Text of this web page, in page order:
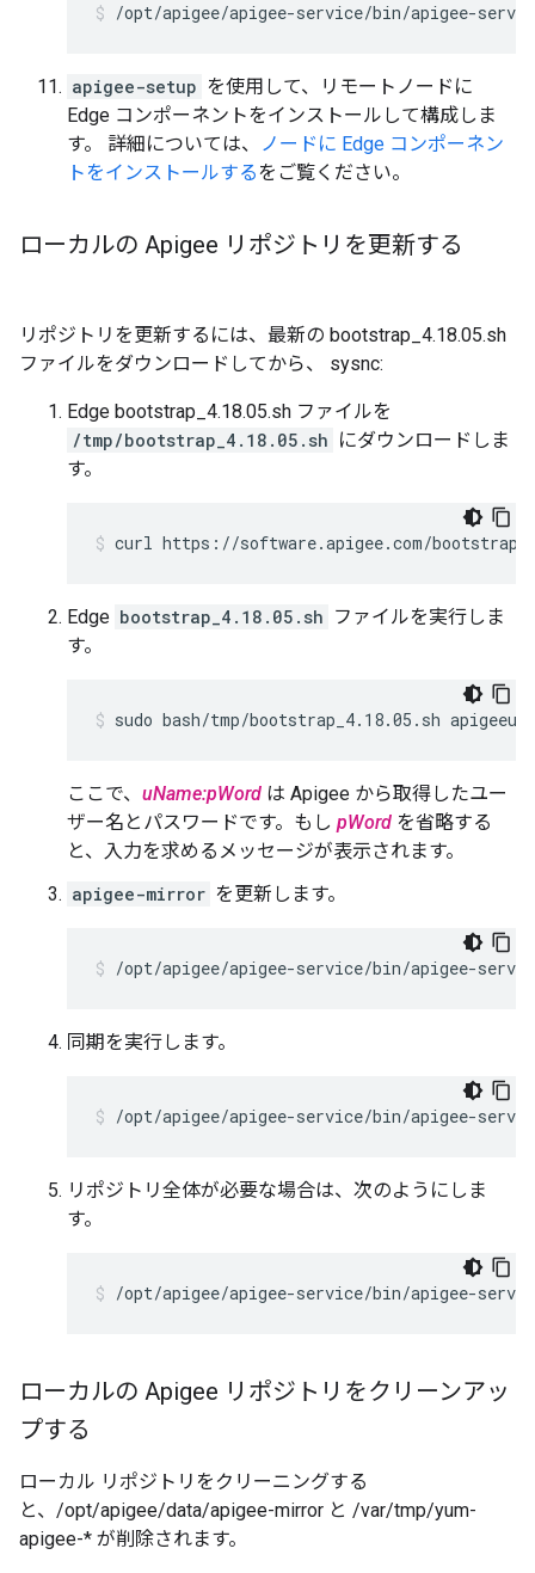
/opt/apigee/apigee-service/bin/apigee-
apigee-setup を使用して、リモートノードに
Edge コンポーネントをインストールして構成しま
す。 詳細については、
ノードに Edge コンポーネン
トをインストールするをご覧ください。
ローカルの Apigee リポジトリを更新する
リポジトリを更新するには、最新の bootstrap_4.18.05.sh
ファイルをダウンロードしてから、 sysnc:
Edge bootstrap_4.18.05.sh ファイルを
/tmp/bootstrap_4.18.05.sh にダウンロードしま
す。
curl https://software.apigee.com/
Edge bootstrap_4.18.05.sh ファイルを実行しま
す。
sudo bash/tmp/bootstrap_4.18.05.sh
ここで、 uName:pWord は Apigee から取得したユー
ザー名とパスワードです。もし pWord を省略する
と、入力を求めるメッセージが表示されます。
apigee-mirror を更新します。
/opt/apigee/apigee-service/bin/apigee-
同期を実行します。
/opt/apigee/apigee-service/bin/apigee-
リポジトリ全体が必要な場合は、次のようにしま
す。
/opt/apigee/apigee-service/bin/apigee-
ローカルの Apigee リポジトリをクリーンアッ
プする
ローカル リポジトリをクリーニングする
と、/opt/apigee/data/apigee-mirror と /var/tmp/yum-
apigee-* が削除されます。